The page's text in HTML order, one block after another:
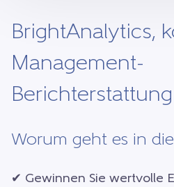
BrightAnalytics,
Management-
Berichterstattung
Worum geht es in
✔ Gewinnen Sie wertvolle